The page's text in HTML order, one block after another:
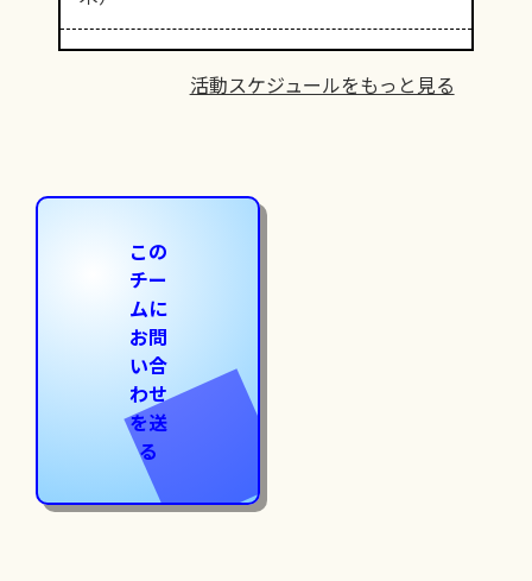
活動スケジュールをもっと見る
この
チー
ムに
お問
い合
わせ
を送
る